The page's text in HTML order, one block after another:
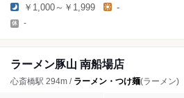
￥1,000～￥1,999 -
-
ラーメン豚山 南船場店
心斎橋駅 294m / ラーメン・つけ麺(ラーメン)